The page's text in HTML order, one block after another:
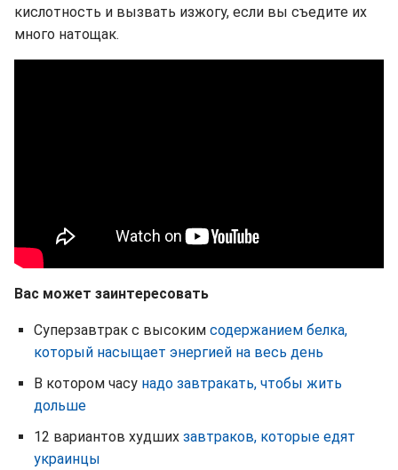
кислотность и вызвать изжогу, если вы съедите их
много натощак.
Вас может заинтересовать
Суперзавтрак с высоким содержанием белка,
который насыщает энергией на весь день
В котором часу надо завтракать, чтобы жить
дольше
12 вариантов худших завтраков, которые едят
украинцы